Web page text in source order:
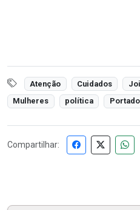
Atenção Cuidados
Mulheres
política
Compartilhar: